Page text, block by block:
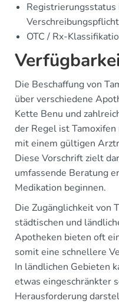
Registrierungsstatus
OTC / Rx-
Die Beschaffung von
über verschiedene
Kette Benu und
der Regel ist
mit einem gültigen
Diese Vorschrift zielt
umfassende Beratung
Medikation beginnen.
Die Zugänglichkeit von
städtischen und
Apotheken bieten oft
somit eine schnellere
In ländlichen Gebieten
etwas eingeschränkter
Herausforderung